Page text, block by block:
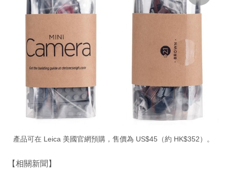
產品可在 Leica 美國官網預購，售價為 US$45（約 HK$352）。
【相關新聞】